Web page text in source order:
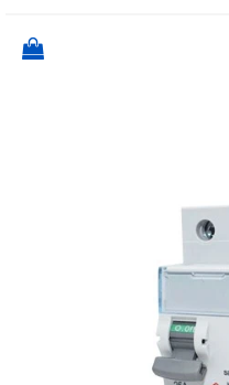
Quantità